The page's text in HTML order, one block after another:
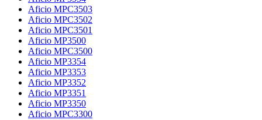
Aficio MPC3503
Aficio MPC3502
Aficio MPC3501
Aficio MP3500
Aficio MPC3500
Aficio MP3354
Aficio MP3353
Aficio MP3352
Aficio MP3351
Aficio MP3350
Aficio MPC3300